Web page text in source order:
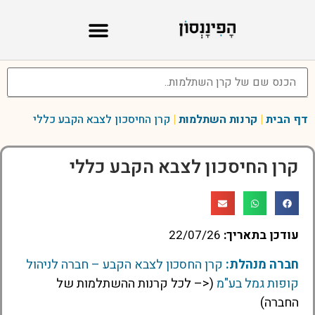
דף הבית | קרנות השתלמות | קרן החיסכון לצבא הקבע כללי
קרן החיסכון לצבא הקבע כללי
עודכן בתאריך: 22/07/26
חברה מנהלת: קרן החסכון לצבא הקבע – חברה לניהול
קופות גמל בע"מ (<– לכל קרנות ההשתלמות של
החברה)